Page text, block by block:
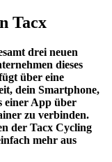
Tacx
drei neuen
dieses
über eine
dein Smartphone,
einer App über
zu verbinden.
der Tacx Cycling
mehr aus